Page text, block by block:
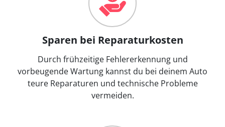
Sparen bei Reparaturkosten
Durch frühzeitige Fehlererkennung und
vorbeugende Wartung kannst du bei deinem Auto
teure Reparaturen und technische Probleme
vermeiden.